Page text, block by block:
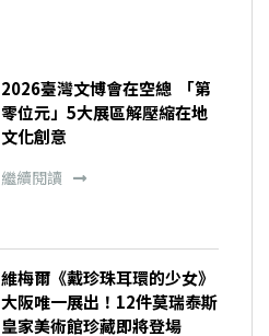
2026臺灣文博會在空總 「第
零位元」5大展區解壓縮在地
文化創意
繼續閱讀
維梅爾《戴珍珠耳環的少女》
大阪唯一展出！12件莫瑞泰斯
皇家美術館珍藏即將登場